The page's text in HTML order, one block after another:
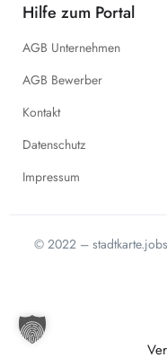
Hilfe zum Portal
AGB Unternehmen
AGB Bewerber
Kontakt
Datenschutz
Impressum
© 2022 –